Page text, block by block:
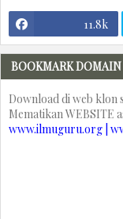
11.8k
BOOKMARK
Download di web klon
Mematikan WEBSITE
www.ilmuguru.org |